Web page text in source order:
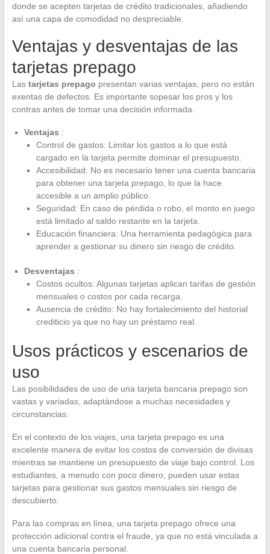
donde se acepten tarjetas de crédito tradicionales, añadiendo
así una capa de comodidad no despreciable.
Ventajas y desventajas de las
tarjetas prepago
Las tarjetas prepago presentan varias ventajas, pero no están
exentas de defectos. Es importante sopesar los pros y los
contras antes de tomar una decisión informada.
Ventajas :
Control de gastos: Limitar los gastos a lo que está
cargado en la tarjeta permite dominar el presupuesto.
Accesibilidad: No es necesario tener una cuenta bancaria
para obtener una tarjeta prepago, lo que la hace
accesible a un amplio público.
Seguridad: En caso de pérdida o robo, el monto en juego
está limitado al saldo restante en la tarjeta.
Educación financiera: Una herramienta pedagógica para
aprender a gestionar su dinero sin riesgo de crédito.
Desventajas :
Costos ocultos: Algunas tarjetas aplican tarifas de gestión
mensuales o costos por cada recarga.
Ausencia de crédito: No hay fortalecimiento del historial
crediticio ya que no hay un préstamo real.
Usos prácticos y escenarios de
uso
Las posibilidades de uso de una tarjeta bancaria prepago son
vastas y variadas, adaptándose a muchas necesidades y
circunstancias.
En el contexto de los viajes, una tarjeta prepago es una
excelente manera de evitar los costos de conversión de divisas
mientras se mantiene un presupuesto de viaje bajo control. Los
estudiantes, a menudo con poco dinero, pueden usar estas
tarjetas para gestionar sus gastos mensuales sin riesgo de
descubierto.
Para las compras en línea, una tarjeta prepago ofrece una
protección adicional contra el fraude, ya que no está vinculada a
una cuenta bancaria personal.